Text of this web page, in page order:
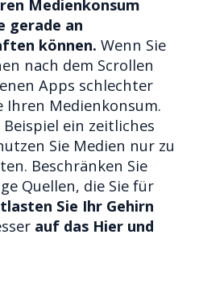
Medienkonsum
gerade an
können. Wenn Sie
nach dem Scrollen
Apps schlechter
Ihren Medienkonsum.
Beispiel ein zeitliches
Sie Medien nur zu
Beschränken Sie
Quellen, die Sie für
Sie Ihr Gehirn
auf das Hier und